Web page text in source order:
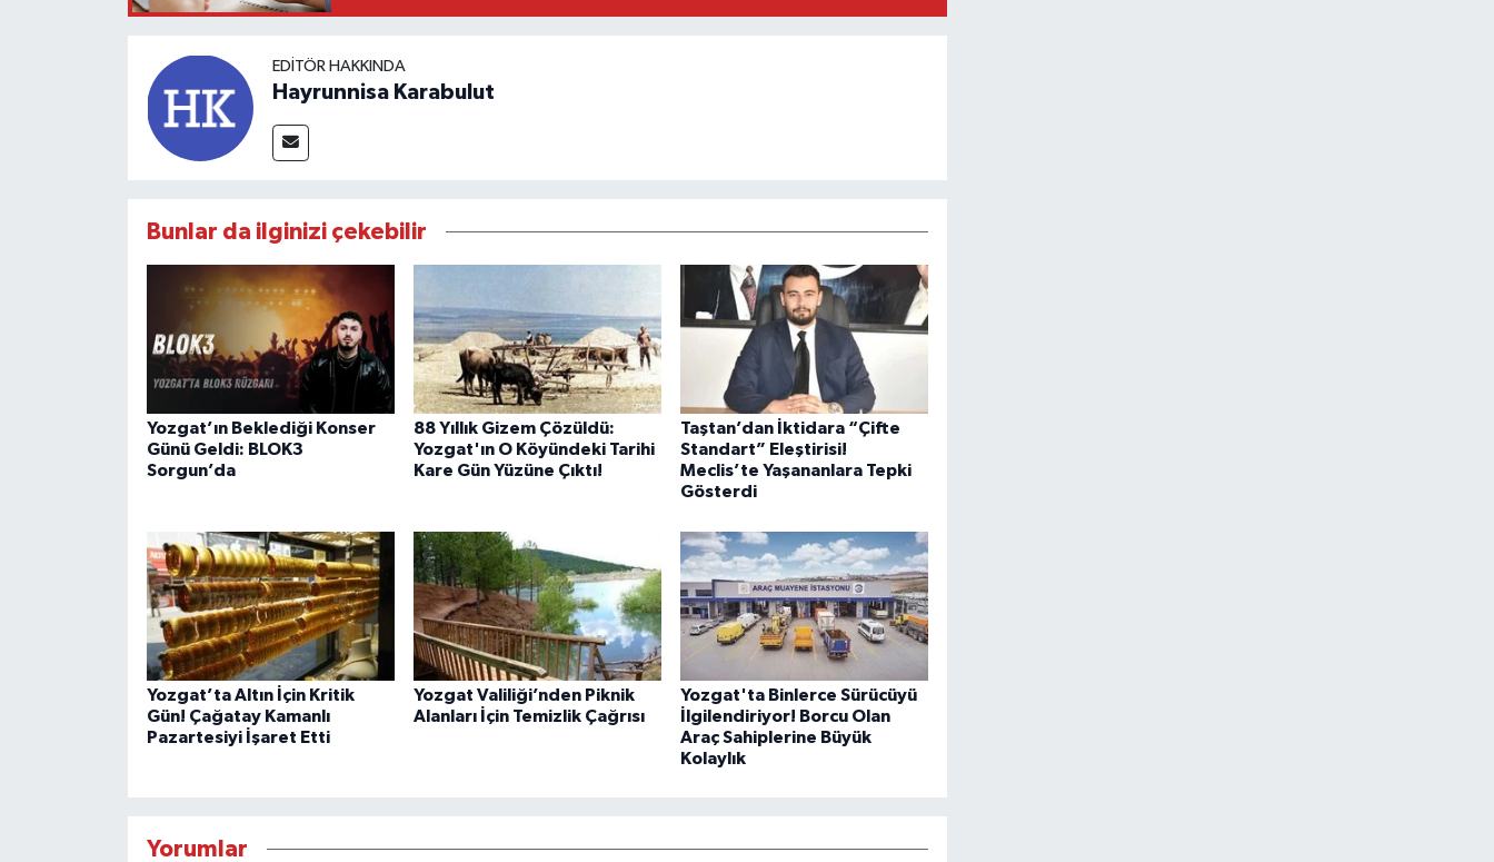
EDITÖR HAKKINDA
Hayrunnisa Karabulut
Bunlar da ilginizi çekebilir
Yozgat’ın Beklediği Konser
Günü Geldi: BLOK3
Sorgun’da
88 Yıllık Gizem Çözüldü:
Yozgat'ın O Köyündeki Tarihi
Kare Gün Yüzüne Çıktı!
Taştan’dan İktidara “Çifte
Standart” Eleştirisi!
Meclis’te Yaşananlara Tepki
Gösterdi
Yozgat’ta Altın İçin Kritik
Gün! Çağatay Kamanlı
Pazartesiyi İşaret Etti
Yozgat Valiliği’nden Piknik
Alanları İçin Temizlik Çağrısı
Yozgat'ta Binlerce Sürücüyü
İlgilendiriyor! Borcu Olan
Araç Sahiplerine Büyük
Kolaylık
Yorumlar